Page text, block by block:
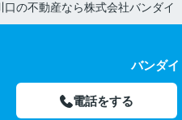
口の不動産なら株式会社バンダイ
バンダ
電話をする